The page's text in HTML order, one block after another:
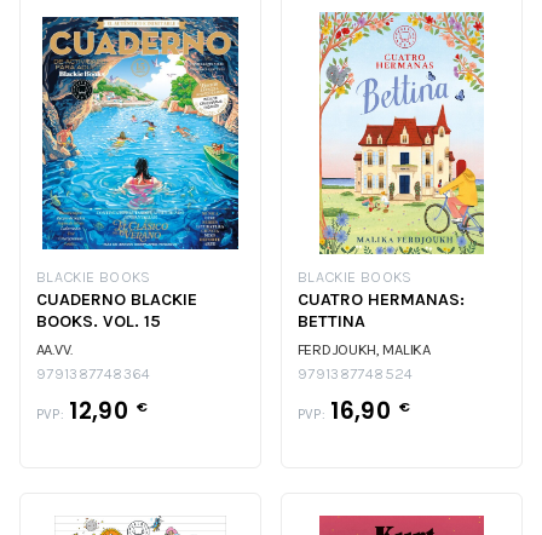
BLACKIE BOOKS
CUADERNO BLACKIE
BOOKS. VOL. 15
AA.VV.
9791387748364
PVP: 12,90 €
BLACKIE BOOKS
CUATRO HERMANAS:
BETTINA
FERDJOUKH, MALIKA
9791387748524
PVP: 16,90 €